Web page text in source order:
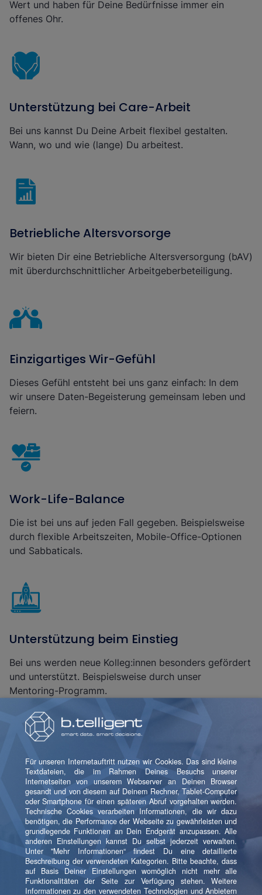
Wert und haben für Deine Bedürfnisse immer ein
offenes Ohr.
Unterstützung bei Care-Arbeit
Bei uns kannst Du Deine Arbeit flexibel gestalten.
Wann, wo und wie (lange) Du arbeitest.
Betriebliche Altersvorsorge
Wir bieten Dir eine Betriebliche Altersversorgung (bAV)
mit überdurchschnittlicher Arbeitgeberbeteiligung.
Einzigartiges Wir-Gefühl
Dieses Gefühl entsteht bei uns ganz einfach: In dem
wir unsere Daten-Begeisterung gemeinsam leben und
feiern.
Work-Life-Balance
Die ist bei uns auf jeden Fall gegeben. Beispielsweise
durch flexible Arbeitszeiten, Mobile-Office-Optionen
und Sabbaticals.
Unterstützung beim Einstieg
Bei uns werden neue Kolleg:innen besonders gefördert
und unterstützt. Beispielsweise durch unser
Mentoring-Programm.
Jobrad
Gibt's bei uns natürlich auch. Denn mit dem beliebten
Fahrradleasing b.bike tust Du etwas Gutes für Dich
und für die Umwelt.